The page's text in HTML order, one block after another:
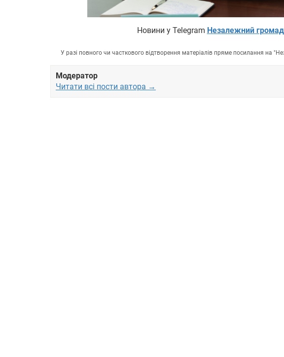
Новини у Telegram Незалежний
У разі повного чи часткового відтворення матеріалів пряме посилання на
Модератор
Читати всі пости автора →